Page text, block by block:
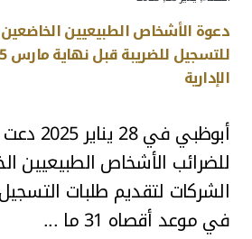
دعوة الأشخاص الطبيعيين
الإدارية
أبوظبي
للضرائب الأشخاص الطبيعيين
الشركات لتقديم طلبات
في موعد أقصاه 31 ما ...